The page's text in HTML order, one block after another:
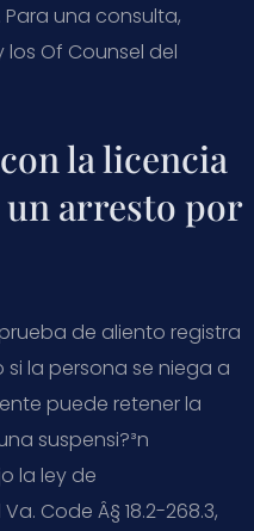
una consulta,
los Of Counsel del
la licencia
arresto por
de aliento registra
si la persona se niega a
puede retener la
suspensi?³n
la ley de
Va. Code Â§ 18.2-268.3,